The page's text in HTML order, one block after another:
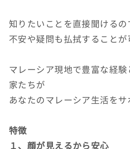
知りたいことを直接聞けるの
不安や疑問も払拭することが
マレーシア現地で豊富な経
家たちが
あなたのマレーシア生活をサ
特徴
１、顔が見えるから安心